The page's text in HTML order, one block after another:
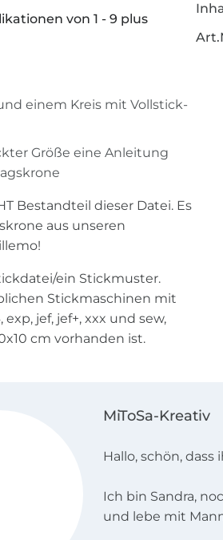
von 1 - 9 plus
einem Kreis mit Vollstick-
Größe eine Anleitung
Bestandteil dieser Datei. Es
aus unseren
ein Stickmuster.
Stickmaschinen mit
jef, jef+, xxx und sew,
cm vorhanden ist.
MiToSa-Kreativ
Hallo, schön, dass
Ich bin Sandra,
und lebe mit